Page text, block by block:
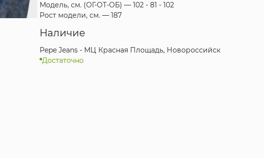
Модель, см. (ОГ-ОТ-ОБ) — 102 - 81 - 102
Рост модели, см. — 187
Наличие
Pepe Jeans - МЦ Красная Площадь, Новороссийск
Достаточно